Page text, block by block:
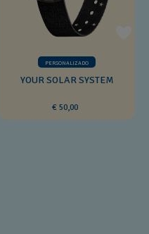
PERSONALIZADO
YOUR SOLAR SYSTEM
€ 50,00